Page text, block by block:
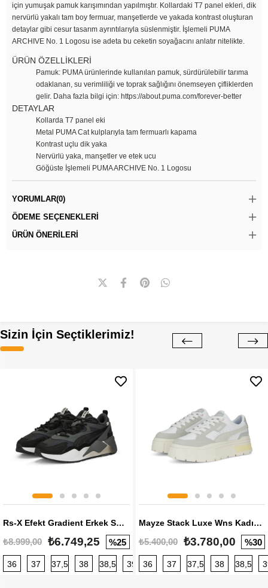
için yumuşak pamuk karışımından yapılmıştır. Kollardaki T7 panel ekleri, dik
nervürlü yakalı tam boy fermuar, manşetlerde ve yakada kontrast oluşturan
detaylar gibi cesur tasarım ayrıntılarıyla süslenmiştir. İşlemeli PUMA
ARCHIVE No. 1 Logosu ise adeta bu ceketin soyağacını anlatır nitelikte.
ÜRÜN ÖZELLİKLERİ
Pamuk: PUMA ürünlerinde kullanılan pamuk, sürdürülebilir tarıma
odaklanan, su verimliliği ve toprak sağlığını önemseyen çifliklerden
gelir. Daha fazla bilgi için: https://about.puma.com/forever-better
DETAYLAR
Kollarda T7 panel eki
Metal PUMA Cat kulplarıyla tam fermuarlı kapama
Kontrast uçlu dik yaka
Nervürlü yaka, manşetler ve etek ucu
Göğüste İşlemeli PUMA ARCHIVE No. 1 Logosu
YORUMLAR(0)
ÖDEME SEÇENEKLERI
ÜRÜN ÖNERILERI
Sizin İçin Seçtiklerimiz!
Rs-X Efekt Gradient Erkek Sneaker
₺8.999,00 ₺6.749,25 %25
36 37 37,5 38 38,5 39 40 40,5 41 42 42,5
Mayze Stack Luxe Wns Kadın Sneaker
₺5.400,00 ₺3.780,00 %30
36 37 37,5 38 38,5